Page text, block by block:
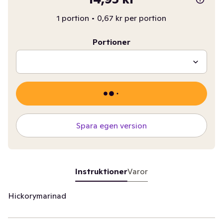
1 portion • 0,67 kr per portion
Portioner
Spara egen version
InstruktionerVaror
Hickorymarinad